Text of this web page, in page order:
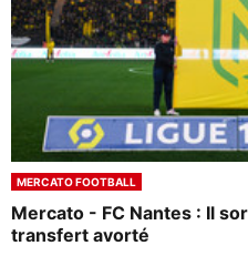
MERCATO FOOTBALL
Mercato - FC Nantes : Il
transfert avorté